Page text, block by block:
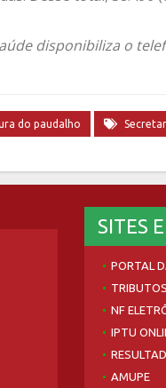
disponibiliza o
do paudalho
SITES
PORTAL
TRIBUTOS
NF
IPTU
AMUPE